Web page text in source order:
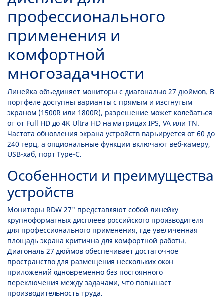
профессионального
применения и
комфортной
многозадачности
Линейка объединяет мониторы с диагональю 27 дюймов. В
портфеле доступны варианты с прямым и изогнутым
экраном (1500R или 1800R), разрешение может колебаться
от от Full HD до 4K Ultra HD на матрицах IPS, VA или TN.
Частота обновления экрана устройств варьируется от 60 до
240 герц, а опциональные функции включают веб-камеру,
USB-хаб, порт Type-C.
Особенности и преимущества
устройств
Мониторы RDW 27" представляют собой линейку
крупноформатных дисплеев российского производителя
для профессионального применения, где увеличенная
площадь экрана критична для комфортной работы.
Диагональ 27 дюймов обеспечивает достаточное
пространство для размещения нескольких окон
приложений одновременно без постоянного
переключения между задачами, что повышает
производительность труда.